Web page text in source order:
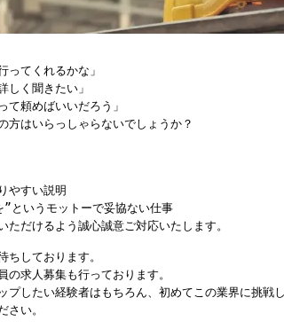
ってくれるかな」
しく聞きたい」
て頼めばいいだろう」
方はいらっしゃらないでしょうか？
やすい説明
”というモットーで妥協ない仕事
ただけるよう誠心誠意ご対応いたします。
ちしております。
の求人募集も行っております。
プしたい経験者はもちろん、初めてこの業界に挑戦
さい。